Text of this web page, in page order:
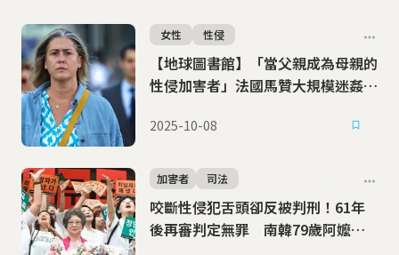
【地球圖書館】「當父親成為母親的
性侵加害者」法國馬贊大規模迷姦
女性 性侵
2025-10-08
咬斷性侵犯舌頭卻反被判刑！61年
後再審判定無罪 南韓79歲阿嬤含
加害者 司法